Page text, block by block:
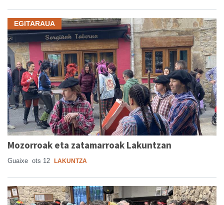
EGITARAUA
Mozorroak eta zatamarroak Lakuntzan
Guaixe ots 12 LAKUNTZA